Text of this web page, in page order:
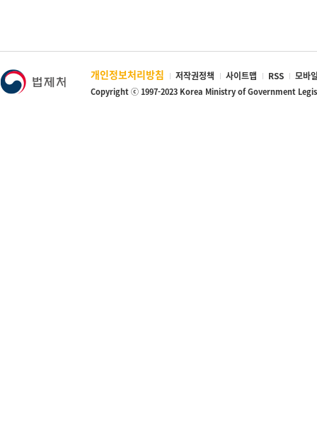
개인정보처리방침 저작권정책 사이트맵 RSS 모바
Copyright ⓒ 1997-2023 Korea Ministry of Government